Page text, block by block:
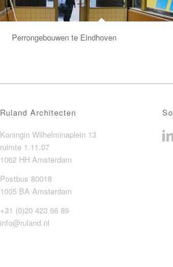
Perrongebouwen te Eindhoven
Ruland Architecten
Koningin Wilhelminaplein 13
ruimte 1.11.07
1062 HH Amsterdam
Postbus 80018
1005 BA Amsterdam
+31 (0)20 423 66 89
info@ruland.nl